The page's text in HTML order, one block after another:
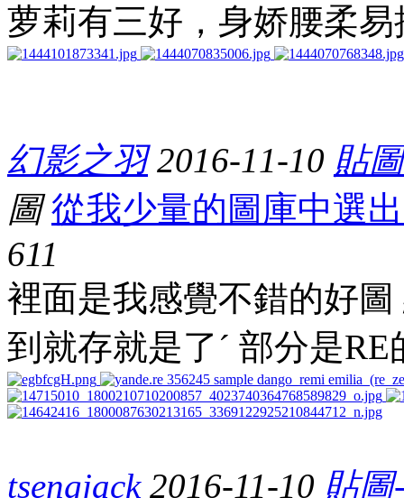
萝莉有三好，身娇腰柔易
幻影之羽 2016-11-10 貼
圖 從我少量的圖庫中選
611
裡面是我感覺不錯的好
到就存就是了ˊ 部分是RE
tsengjack 2016-11-10 貼圖